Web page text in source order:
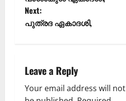
Next:
പുത്രദ ഏകാദശി,
Leave a Reply
Your email address will not